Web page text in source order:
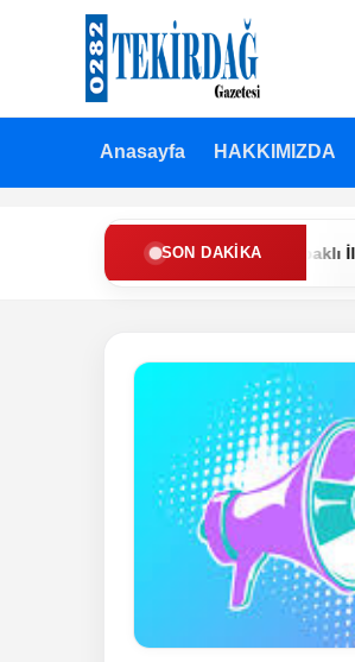
Anasayfa HAKKIMIZDA
SON DAKIKA
Muratlı ve Kapaklı İlçe